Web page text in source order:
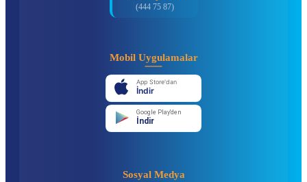
(444 75 87)
Mobil Uygulamalar
App Store'dan
İndir
Google Play'den
İndir
Sosyal Medya